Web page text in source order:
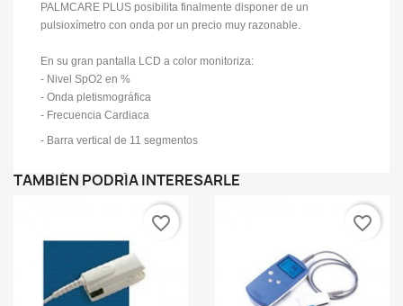
PALMCARE PLUS posibilita finalmente disponer de un
pulsioxímetro con onda por un precio muy razonable.
En su gran pantalla LCD a color monitoriza:
- Nivel SpO2 en %
- Onda pletismográfica
- Frecuencia Cardiaca
- Barra vertical de 11 segmentos
TAMBIÉN PODRÍA INTERESARLE
favorite_border favorite_border